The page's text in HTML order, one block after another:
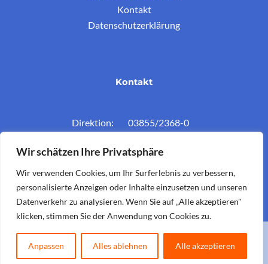
Wir schätzen Ihre Privatsphäre
Wir verwenden Cookies, um Ihr Surferlebnis zu verbessern,
personalisierte Anzeigen oder Inhalte einzusetzen und unseren
Datenverkehr zu analysieren. Wenn Sie auf „Alle akzeptieren"
klicken, stimmen Sie der Anwendung von Cookies zu.
Anpassen Alles ablehnen Alle akzeptieren
Kontakt
Datenschutzerklärung
Kontakt
Direktion: 03855/2368-0
Mail: vs.krieglach@twin.at
Copyright © 2026 Volksschule Krieglach. Powered byKoerbler